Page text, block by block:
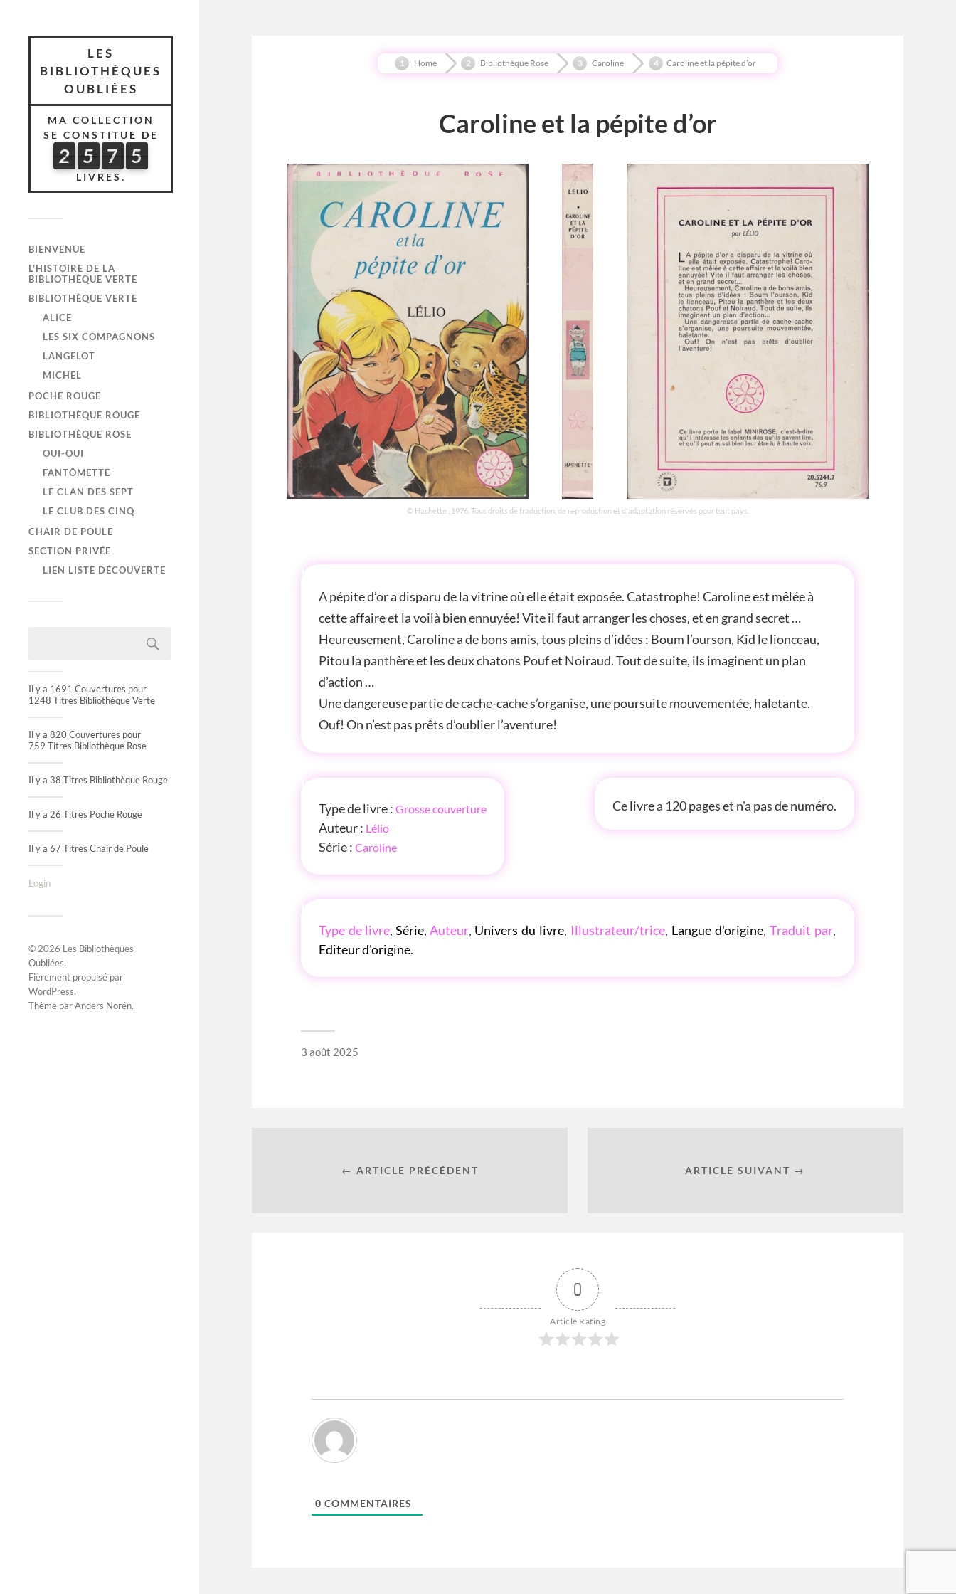
LES
BIBLIOTHÈQUES
OUBLIÉES
MA COLLECTION
SE CONSTITUE DE
2
6
2 5
0
5 7
1
7 5
5
LIVRES.
BIENVENUE
L’HISTOIRE DE LA
BIBLIOTHÈQUE VERTE
BIBLIOTHÈQUE VERTE
ALICE
LES SIX COMPAGNONS
LANGELOT
MICHEL
POCHE ROUGE
BIBLIOTHÈQUE ROUGE
BIBLIOTHÈQUE ROSE
OUI-OUI
FANTÔMETTE
LE CLAN DES SEPT
LE CLUB DES CINQ
CHAIR DE POULE
SECTION PRIVÉE
LIEN LISTE DÉCOUVERTE
Il y a 1691 Couvertures pour
1248 Titres Bibliothèque Verte
Il y a 820 Couvertures pour
759 Titres Bibliothèque Rose
Il y a 38 Titres Bibliothèque Rouge
Il y a 26 Titres Poche Rouge
Il y a 67 Titres Chair de Poule
Login
© 2026 Les Bibliothèques
Oubliées.
Fièrement propulsé par
WordPress.
Thème parAnders Norén.
Home Bibliothèque Rose Caroline Caroline et la pépite d’or
Caroline et la pépite d’or
© Hachette , 1976. Tous droits de traduction, de reproduction et d'adaptation réservés pour tout pays.
HISTOIRE
A pépite d’or a disparu de la vitrine où elle était exposée. Catastrophe! Caroline est mêlée à
cette affaire et la voilà bien ennuyée! Vite il faut arranger les choses, et en grand secret …
Heureusement, Caroline a de bons amis, tous pleins d’idées : Boum l’ourson, Kid le lionceau,
Pitou la panthère et les deux chatons Pouf et Noiraud. Tout de suite, ils imaginent un plan
d’action …
Une dangereuse partie de cache-cache s’organise, une poursuite mouvementée, haletante.
Ouf! On n’est pas prêts d’oublier l’aventure!
INFOS
Type de livre :Grosse couverture
Auteur : Lélio
Série :Caroline
P'TITE INFOS
Ce livre a 120 pages et n'a pas de numéro.
Type de livre,Série,Auteur, Univers du livre, Illustrateur/trice, Langue d'origine,Traduit par,
Editeur d'origine.
3 août 2025
← ARTICLE PRÉCÉDENT ARTICLE SUIVANT →
0
Article Rating
0 COMMENTAIRES